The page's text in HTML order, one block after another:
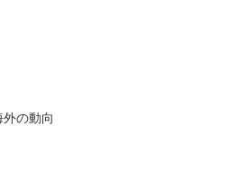
アに症状日誌を活用した事例
の動向